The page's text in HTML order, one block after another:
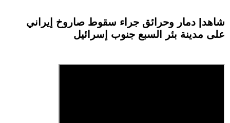
شاهد| دمار وحرائق جراء سقوط صاروخ إيراني
على مدينة بئر السبع جنوب إسرائيل